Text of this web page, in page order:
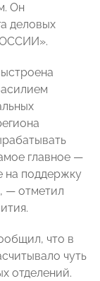
Он
деловых
главное —
на поддержку
— отметил
что в
чуть
отделений.